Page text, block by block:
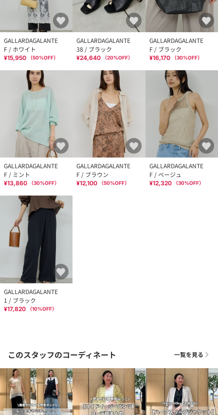
GALLARDAGALANTE
F / ホワイト
¥15,950 （50%OFF）
GALLARDAGALANTE
38 / ブラック
¥24,640 （20%OFF）
GALLARDAGALANTE
F / ブラック
¥16,170 （30%OFF）
GALLARDAGALANTE
F / ミント
¥13,860 （30%OFF）
GALLARDAGALANTE
F / ブラウン
¥12,100 （50%OFF）
GALLARDAGALANTE
F / ベージュ
¥12,320 （30%OFF）
GALLARDAGALANTE
1 / ブラック
¥17,820 （10%OFF）
このスタッフのコーディネート 一覧を見る